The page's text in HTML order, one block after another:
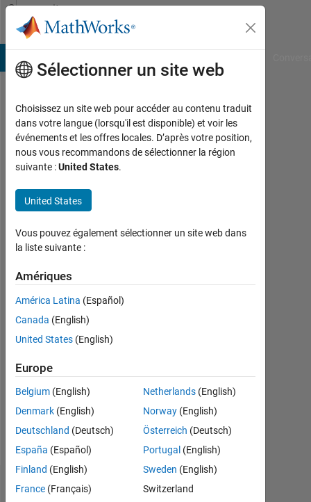
Passer au contenu
Community
Profile
MOHD
AQUIB
Last
plus
de 3
y a
Actif
depuis
2016
0
Following:
0
Follow
Tableau de bord
Sélectionner un site web
Choisissez un site web pour accéder au contenu traduit
dans votre langue (lorsqu'il est disponible) et voir les
événements et les offres locales. D’après votre position,
nous vous recommandons de sélectionner la région
suivante :United States.
United States
Vous pouvez également sélectionner un site web dans
la liste suivante :
Amériques
América Latina (Español)
Canada (English)
United States (English)
Europe
Belgium (English)
Denmark (English)
Deutschland (Deutsch)
España (Español)
Finland (English)
France (Français)
Netherlands(English)
Norway(English)
Österreich (Deutsch)
Portugal (English)
Sweden (English)
Switzerland